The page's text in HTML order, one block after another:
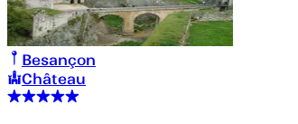
Besançon
Château